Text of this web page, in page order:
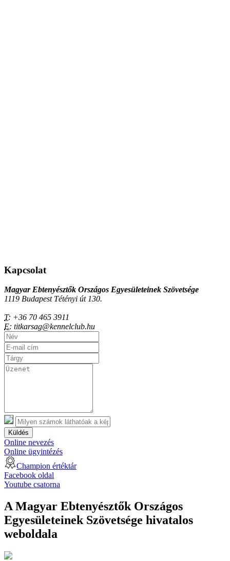
Kapcsolat
Magyar Ebtenyésztők Országos Egyesületeinek Szövetsége
1119 Budapest Tétényi út 130.
T: +36 70 465 3911
E: titkarsag@kennelclub.hu
Küldés
Online nevezés
Online ügyintézés
Champion értéktár
Facebook oldal
Youtube csatorna
A Magyar Ebtenyésztők Országos
Egyesületeinek Szövetsége hivatalos
weboldala